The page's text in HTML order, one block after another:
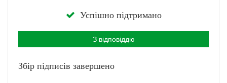
Успішно підтримано
З відповіддю
Збір підписів завершено